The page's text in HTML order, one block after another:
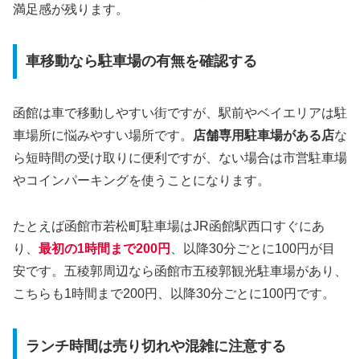
満足感が残ります。
車移動なら駐車場の有無を確認する
函館は車で移動しやすい街ですが、駅前やベイエリアは駐
車場所に悩みやすい場所です。 店舗専用駐車場がある店な
ら短時間の受け取りに便利ですが、ない場合は市営駐車場
やコインパーキングを使うことになります。
たとえば函館市若松町駐車場はJR函館駅西口すぐにあ
り、 最初の1時間まで200円
、以降30分ごとに100円が目
安です。五稜郭周辺なら函館市五稜郭観光駐車場があり、
こちらも1時間まで200円、以降30分ごとに100円です。
ランチ時間は売り切れや混雑に注意する